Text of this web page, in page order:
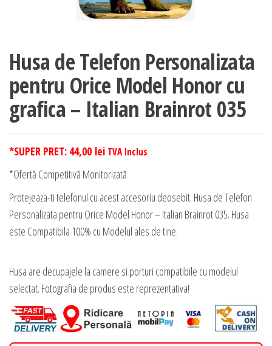
Husa de Telefon Personalizata
pentru Orice Model Honor cu
grafica – Italian Brainrot 035
*SUPER PRET: 44,00 lei TVA Inclus
*Ofertă Competitivă Monitorizată
Protejeaza-ti telefonul cu acest accesoriu deosebit. Husa de Telefon
Personalizata pentru Orice Model Honor – Italian Brainrot 035. Husa
este Compatibila 100% cu Modelul ales de tine.
Husa are decupajele la camere si porturi compatibile cu modelul
selectat. Fotografia de produs este reprezentativa!